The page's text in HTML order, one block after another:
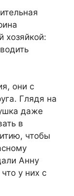
хозяйкой:
они с
Глядя на
даже
в
чтобы
Анну
у них с